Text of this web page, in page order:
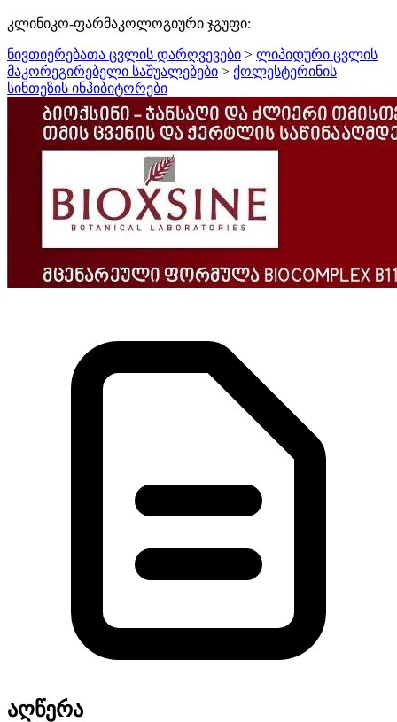
კლინიკო-ფარმაკოლოგიური ჯგუფი:
ნივთიერებათა ცვლის დარღვევები > ლიპიდური ცვლის
მაკორეგირებელი საშუალებები > ქოლესტერინის
სინთეზის ინჰიბიტორები
აღწერა